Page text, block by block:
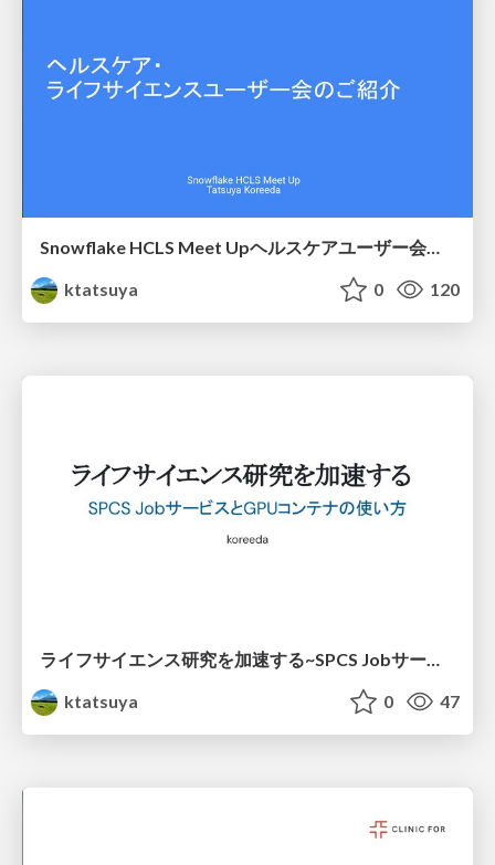
Snowflake HCLS Meet Upヘルスケアユーザー会紹介
ktatsuya
0 120
ライフサイエンス研究を加速する~SPCS JobサービスとGPUコンテナの使い方~
ktatsuya
0 47